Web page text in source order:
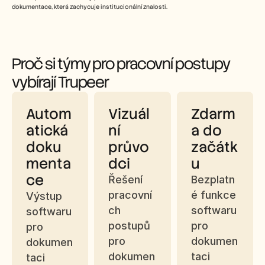
dokumentace, která zachycuje institucionální znalosti.
Proč si týmy pro pracovní postupy
vybírají Trupeer
Autom
atická
doku
menta
ce
Výstup
softwaru
pro
dokumen
taci
Vizuál
ní
průvo
dci
Řešení
pracovní
ch
postupů
pro
dokumen
Zdarm
a do
začátk
u
Bezplatn
é funkce
softwaru
pro
dokumen
taci